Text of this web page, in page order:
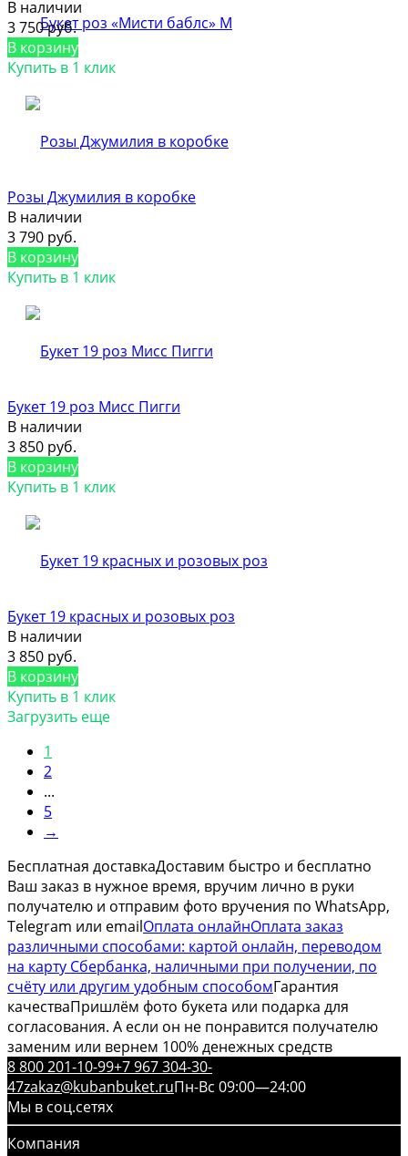
В наличии
3 750 руб.
В корзину
Купить в 1 клик
Розы Джумилия в коробке
В наличии
3 790 руб.
В корзину
Купить в 1 клик
Букет 19 роз Мисс Пигги
В наличии
3 850 руб.
В корзину
Купить в 1 клик
Букет 19 красных и розовых роз
В наличии
3 850 руб.
В корзину
Купить в 1 клик
Загрузить еще
1
2
...
5
→
Бесплатная доставкаДоставим быстро и бесплатно
Ваш заказ в нужное время, вручим лично в руки
получателю и отправим фото вручения по WhatsApp,
Telegram или emailОплата онлайнОплата заказ
различными способами: картой онлайн, переводом
на карту Сбербанка, наличными при получении, по
счёту или другим удобным способомГарантия
качестваПришлём фото букета или подарка для
согласования. А если он не понравится получателю
заменим или вернем 100% денежных средств
8 800 201-10-99+7 967 304-30-
47zakaz@kubanbuket.ruПн-Вс 09:00—24:00
Мы в соц.сетях
Компания